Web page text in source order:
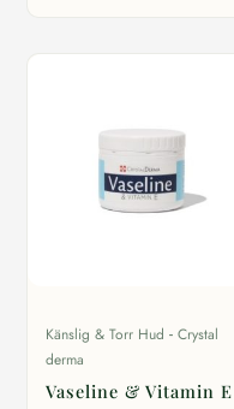
Känslig & Torr Hud - Crystal
derma
Vaseline & Vitamin E